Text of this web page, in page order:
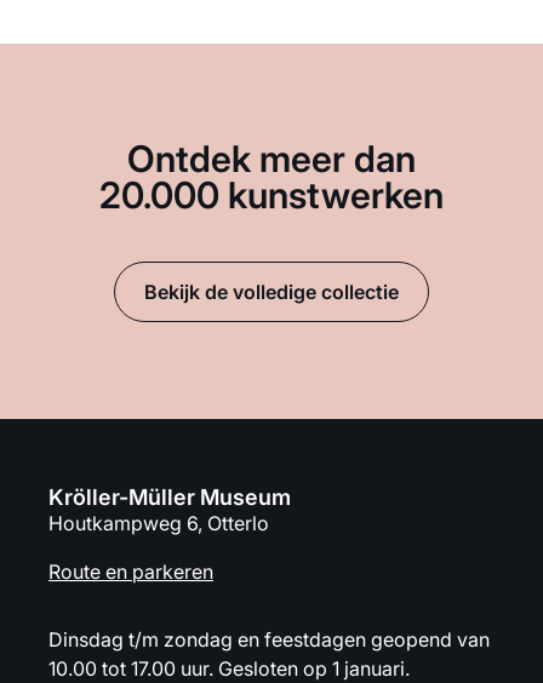
Ontdek meer dan
20.000 kunstwerken
Bekijk de volledige collectie
Kröller-Müller Museum
Houtkampweg 6, Otterlo
Route en parkeren
Dinsdag t/m zondag en feestdagen geopend van
10.00 tot 17.00 uur. Gesloten op 1 januari.